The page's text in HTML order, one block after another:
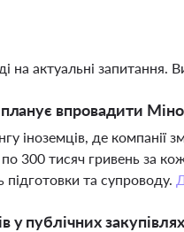
на актуальні запитання.
впровадити
іноземців, де компанії
300 тисяч гривень за
та супроводу.
публічних